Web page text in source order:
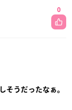
0
そうだったなぁ。